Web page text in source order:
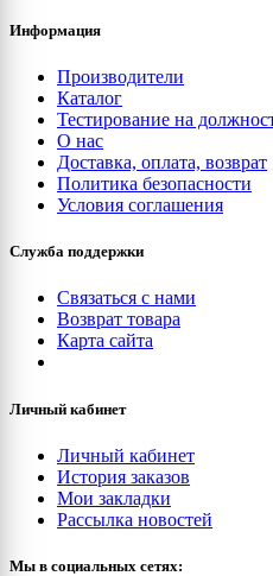
Информация
Производители
Каталог
Тестирование на
О нас
Доставка, оплата, возврат
Политика безопасности
Условия соглашения
Служба поддержки
Связаться с нами
Возврат товара
Карта сайта
Личный кабинет
Личный кабинет
История заказов
Мои закладки
Рассылка новостей
Мы в социальных сетях: